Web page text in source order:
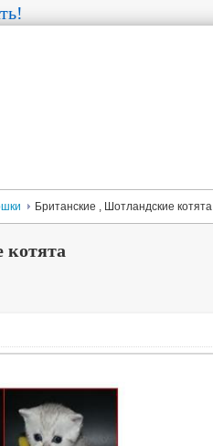
Британские , Шотландские котята